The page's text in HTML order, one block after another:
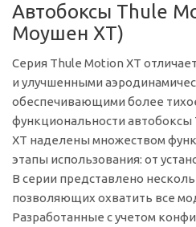
Автобоксы Thule
Моушен ХТ)
Серия Thule Motion XT
и улучшенными
обеспечивающими более
функциональности автобоксы
XT наделены множеством
этапы использования: от
В серии представлено
позволяющих охватить все
Разработанные с учетом